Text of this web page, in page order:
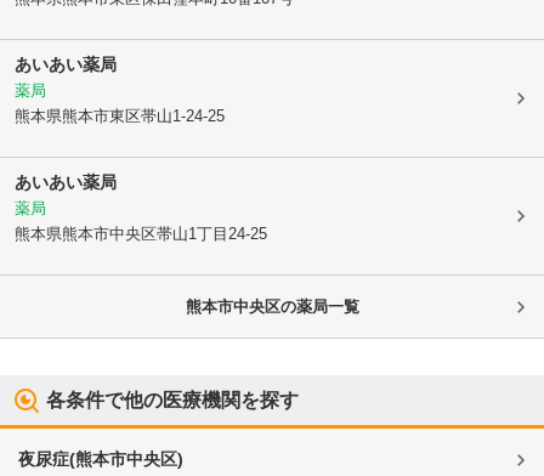
あいあい薬局
薬局
熊本県熊本市東区帯山1-24-25
あいあい薬局
薬局
熊本県熊本市中央区帯山1丁目24-25
熊本市中央区の薬局一覧
各条件で他の医療機関を探す
夜尿症(熊本市中央区)